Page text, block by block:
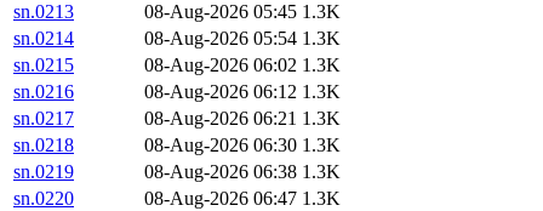
sn.0213
08-Aug-2026 05:45 1.3K
sn.0214
08-Aug-2026 05:54 1.3K
sn.0215
08-Aug-2026 06:02 1.3K
sn.0216
08-Aug-2026 06:12 1.3K
sn.0217
08-Aug-2026 06:21 1.3K
sn.0218
08-Aug-2026 06:30 1.3K
sn.0219
08-Aug-2026 06:38 1.3K
sn.0220
08-Aug-2026 06:47 1.3K